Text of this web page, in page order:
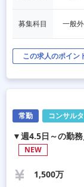
募集科目 一般
この求人のポイン
常勤 コンサル
▼週4.5日～の勤
NEW
1,500万